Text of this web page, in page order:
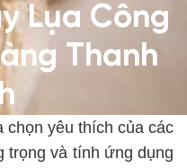
Lụa Công
Thanh
chọn yêu thích của các
trọng và tính ứng dụng